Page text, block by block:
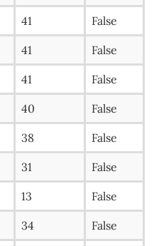
41 False
41 False
41 False
40 False
38 False
31 False
13 False
34 False